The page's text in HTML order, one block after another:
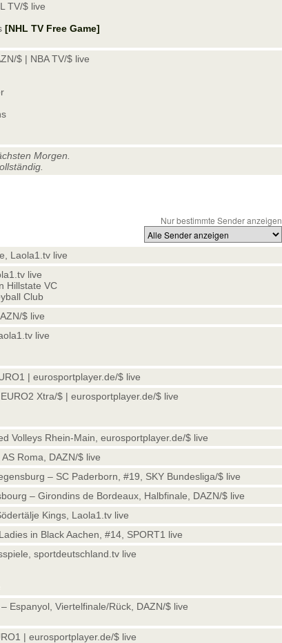
TV/$ live
[NHL TV Free Game]
$ | NBA TV/$ live
Morgen.
Nur bestimmte Sender anzeigen
Laola1.tv live
live
Hillstate VC
Club
$ live
live
| eurosportplayer.de/$ live
Xtra/$ | eurosportplayer.de/$ live
Volleys Rhein-Main, eurosportplayer.de/$ live
Roma, DAZN/$ live
– SC Paderborn, #19, SKY Bundesliga/$ live
– Girondins de Bordeaux, Halbfinale, DAZN/$ live
Kings, Laola1.tv live
in Black Aachen, #14, SPORT1 live
sportdeutschland.tv live
Espanyol, Viertelfinale/Rück, DAZN/$ live
| eurosportplayer.de/$ live